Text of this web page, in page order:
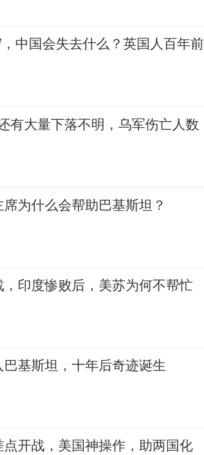
中国会失去什么？英国人百年前
有大量下落不明，乌军伤亡人数
为什么会帮助巴基斯坦？
印度惨败后，美苏为何不帮忙
基斯坦，十年后奇迹诞生
开战，美国神操作，助两国化